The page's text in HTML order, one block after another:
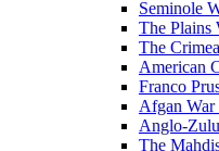
Seminole
The Plains
The
American
Franco
Afgan War
Anglo-
The